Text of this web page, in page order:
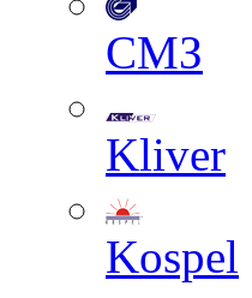
СМЗ
Kliver
Kospel